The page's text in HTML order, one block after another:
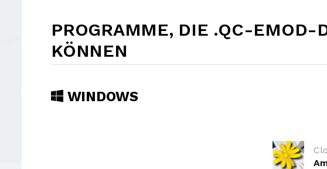
PROGRAMME, DIE .QC-EMOD-
KÖNNEN
WINDOWS